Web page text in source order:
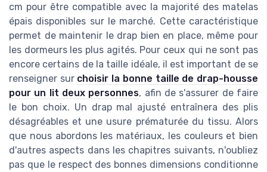
cm pour être compatible avec la majorité des matelas
épais disponibles sur le marché. Cette caractéristique
permet de maintenir le drap bien en place, même pour
les dormeurs les plus agités. Pour ceux qui ne sont pas
encore certains de la taille idéale, il est important de se
renseigner sur choisir la bonne taille de drap-housse
pour un lit deux personnes, afin de s'assurer de faire
le bon choix. Un drap mal ajusté entraînera des plis
désagréables et une usure prématurée du tissu. Alors
que nous abordons les matériaux, les couleurs et bien
d'autres aspects dans les chapitres suivants, n'oubliez
pas que le respect des bonnes dimensions conditionne